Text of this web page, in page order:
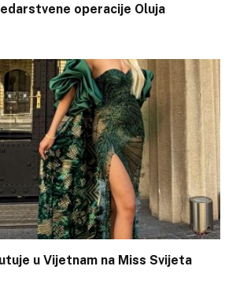
operacije Oluja
u Vijetnam na Miss Svijeta